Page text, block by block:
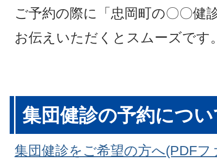
ご予約の際に「忠岡町の〇〇健
お伝えいただくとスムーズです
集団健診の予約につ
集団健診をご希望の方へ(PDF